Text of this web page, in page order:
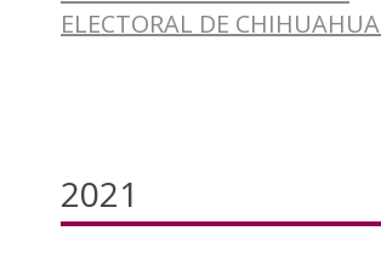
ELECTORAL DE CHIHUAHUA
2021